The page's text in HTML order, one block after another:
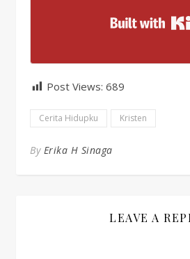
Post Views: 689
Cerita Hidupku Kristen
By Erika H Sinaga
LEAVE A